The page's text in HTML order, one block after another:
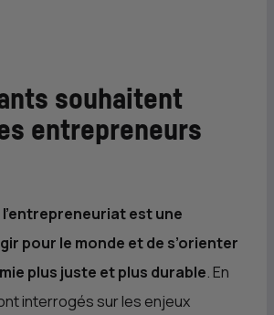
souhaitent
entrepreneurs
l’entrepreneuriat est une
pour le monde et de s’orienter
plus juste et plus durable. En
interrogés sur les enjeux